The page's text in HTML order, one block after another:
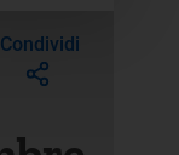
Condividi